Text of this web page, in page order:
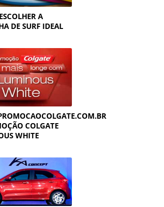
A
DE SURF IDEAL
COLGATE
WHITE